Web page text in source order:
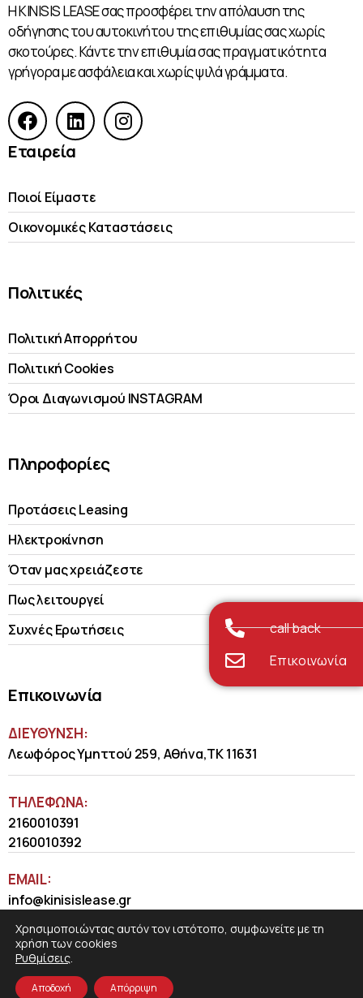
Η KINISIS LEASE σας προσφέρει την απόλαυση της
οδήγησης του αυτοκινήτου της επιθυμίας σας χωρίς
σκοτούρες. Κάντε την επιθυμία σας πραγματικότητα
γρήγορα με ασφάλεια και χωρίς ψιλά γράμματα.
Εταιρεία
Ποιοί Είμαστε
Οικονομικές Kαταστάσεις
Πολιτικές
Πολιτική Απορρήτου
Πολιτική Cookies
Όροι Διαγωνισμού INSTAGRAM
Πληροφορίες
Προτάσεις Leasing
Ηλεκτροκίνηση
Όταν μας χρειάζεστε
Πως λειτουργεί
Συχνές Ερωτήσεις
Επικοινωνία
ΔΙΕΥΘΥΝΣΗ:
Λεωφόρος Υμηττού 259, Αθήνα,ΤΚ 11631
ΤΗΛΈΦΩΝΑ:
2160010391
2160010392
EMAIL:
info@kinisislease.gr
call back
Επικοινωνία
Χρησιμοποιώντας αυτόν τον ιστότοπο, συμφωνείτε με τη
χρήση των cookies
Ρυθμίσεις.
Αποδοχή Απόρριψη